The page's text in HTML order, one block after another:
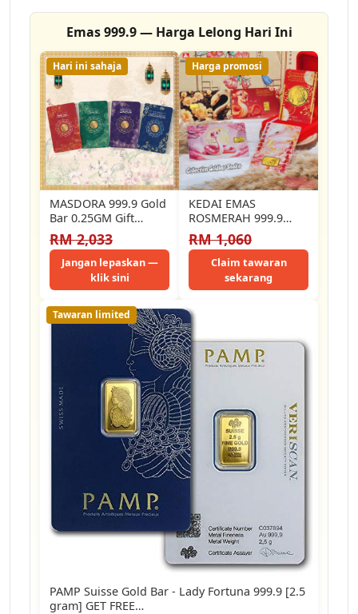
Emas 999.9 — Harga Lelong Hari Ini
Hari ini sahaja
MASDORA 999.9 Gold
Bar 0.25GM Gift
Series ~ 2025 Raya
Edition |…
RM 2,033
Jangan lepaskan —
klik sini
Harga promosi
KEDAI EMAS
ROSMERAH 999.9
GOLD BAR SNAKE
DESIGN 2025
RM 1,060
Claim tawaran
sekarang
Tawaran limited
PAMP Suisse Gold Bar - Lady Fortuna 999.9 [2.5
gram] GET FREE…